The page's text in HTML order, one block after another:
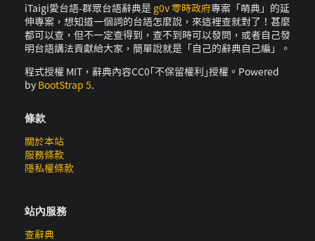
iTaigi愛台語-群眾台語辭典是 g0v 零時政府專案「萌典」的延
伸專案，想知道一個詞的台語怎麼說，來這裡查就對了！甚麼
都可以查，但不一定查得到，查不到時可以發問，或者自己發
明台語講法貢獻給大家，簡單說就是「自己的辭典自己編」。
程式授權 MIT，辭典內容CC0｢不保留權利｣授權。Powered
by BootStrap 5.
條款
關於本站
服務條款
隱私權條款
站內服務
查辭典